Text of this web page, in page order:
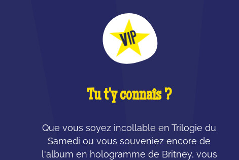
Tu t'y connaîs ?
Que vous soyez incollable en Trilogie du
Samedi ou vous souveniez encore de
l'album en hologramme de Britney, vous